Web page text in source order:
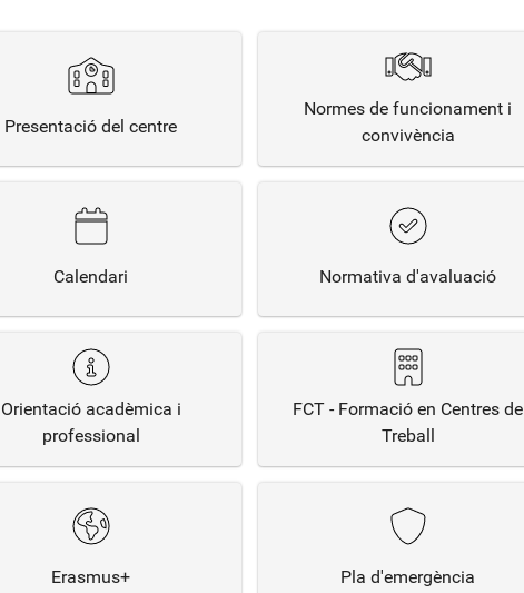
Presentació del centre
Normes de funcionament i
convivència
Calendari Normativa d'avaluació
Orientació acadèmica i
professional
FCT - Formació en Centres de
Treball
Erasmus+ Pla d'emergència